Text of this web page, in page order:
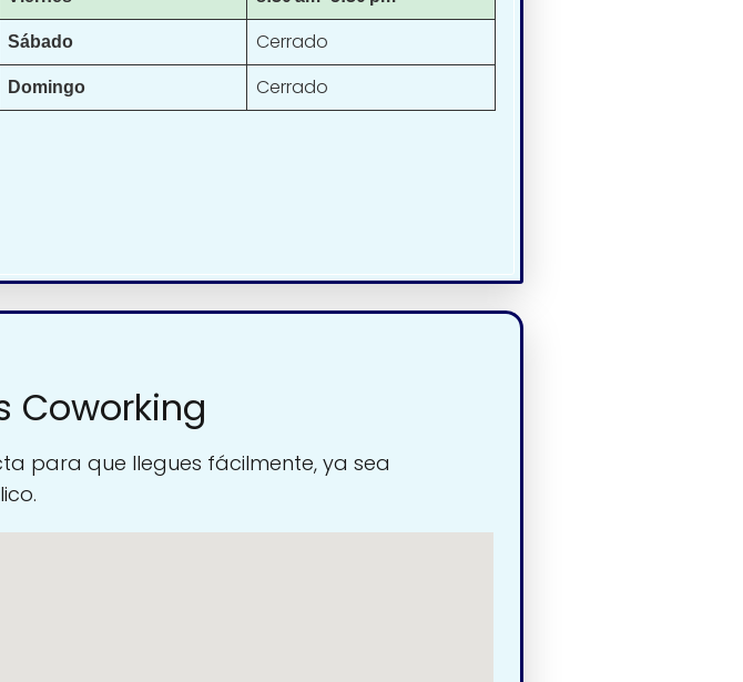
Sábado Cerrado
Domingo Cerrado
Coworking
para que llegues fácilmente, ya sea